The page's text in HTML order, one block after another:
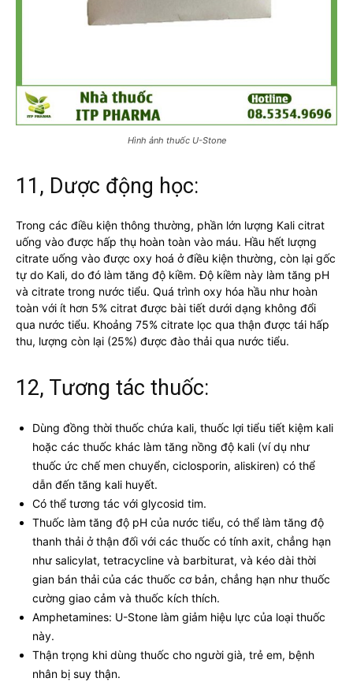
Hình ảnh thuốc U-Stone
11, Dược động học:
Trong các điều kiện thông thường, phần lớn lượng Kali citrat
uống vào được hấp thụ hoàn toàn vào máu. Hầu hết lượng
citrate uống vào được oxy hoá ở điều kiện thường, còn lại gốc
tự do Kali, do đó làm tăng độ kiềm. Độ kiềm này làm tăng pH
và citrate trong nước tiểu. Quá trình oxy hóa hầu như hoàn
toàn với ít hơn 5% citrat được bài tiết dưới dạng không đổi
qua nước tiểu. Khoảng 75% citrate lọc qua thận được tái hấp
thu, lượng còn lại (25%) được đào thải qua nước tiểu.
12, Tương tác thuốc:
Dùng đồng thời thuốc chứa kali, thuốc lợi tiểu tiết kiệm kali
hoặc các thuốc khác làm tăng nồng độ kali (ví dụ như
thuốc ức chế men chuyển, ciclosporin, aliskiren) có thể
dẫn đến tăng kali huyết.
Có thể tương tác với glycosid tim.
Thuốc làm tăng độ pH của nước tiểu, có thể làm tăng độ
thanh thải ở thận đối với các thuốc có tính axit, chẳng hạn
như salicylat, tetracycline và barbiturat, và kéo dài thời
gian bán thải của các thuốc cơ bản, chẳng hạn như thuốc
cường giao cảm và thuốc kích thích.
Amphetamines: U-Stone làm giảm hiệu lực của loại thuốc
này.
Thận trọng khi dùng thuốc cho người già, trẻ em, bệnh
nhân bị suy thận.